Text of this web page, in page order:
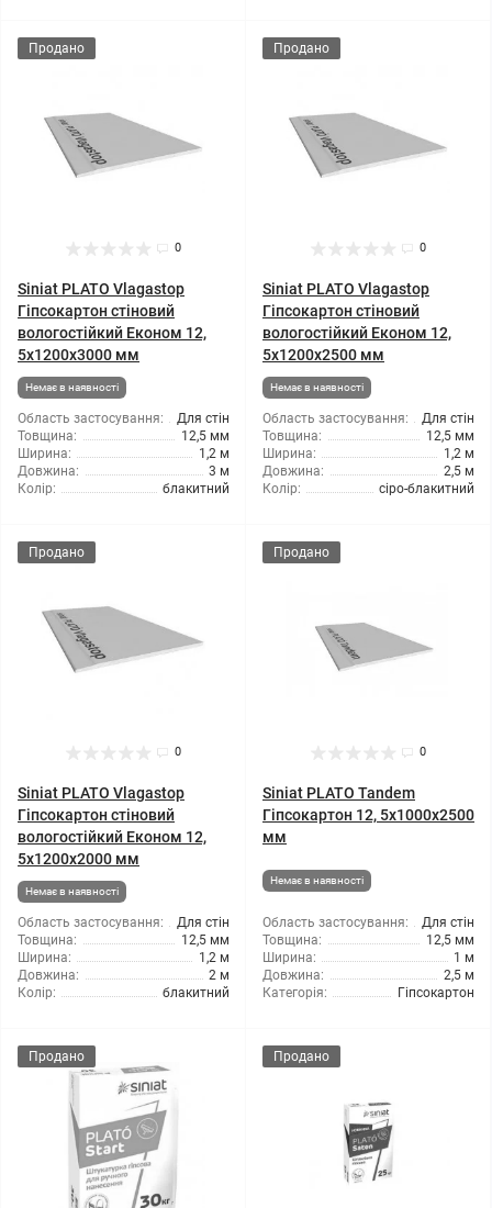
Продано
0
Siniat PLATO Vlagastop
Гіпсокартон стіновий
вологостійкий Економ 12,
5x1200x3000 мм
Немає в наявності
Область застосування:
Для стін
Товщина:
12,5 мм
Ширина:
1,2 м
Довжина:
3 м
Колір:
блакитний
Продано
0
Siniat PLATO Vlagastop
Гіпсокартон стіновий
вологостійкий Економ 12,
5x1200x2500 мм
Немає в наявності
Область застосування:
Для стін
Товщина:
12,5 мм
Ширина:
1,2 м
Довжина:
2,5 м
Колір:
сіро-блакитний
Продано
0
Siniat PLATO Vlagastop
Гіпсокартон стіновий
вологостійкий Економ 12,
5x1200x2000 мм
Немає в наявності
Область застосування:
Для стін
Товщина:
12,5 мм
Ширина:
1,2 м
Довжина:
2 м
Колір:
блакитний
Продано
0
Siniat PLATO Tandem
Гіпсокартон 12, 5x1000x2500
мм
Немає в наявності
Область застосування:
Для стін
Товщина:
12,5 мм
Ширина:
1 м
Довжина:
2,5 м
Категорія:
Гіпсокартон
Продано Продано